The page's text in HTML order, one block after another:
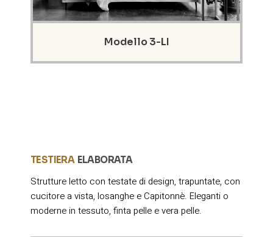
Codice: BAL-RIG
Modello 3-LI
TESTIERA ELABORATA
Strutture letto con testate di design, trapuntate, con
cucitore a vista, losanghe e Capitonnè. Eleganti o
moderne in tessuto, finta pelle e vera pelle.